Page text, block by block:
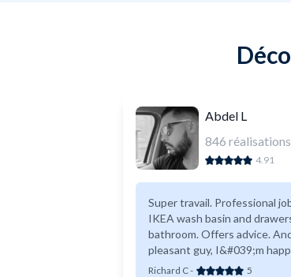
Abdel L
846 réalisations
4.91
Super travail. Professional
IKEA wash basin and
bathroom. Offers advice.
pleasant guy, I&#039;m
recommend him!
Richard C- 5